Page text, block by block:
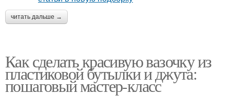
читать дальше →
Как сделать красивую вазочку из
пластиковой бутылки и джута:
пошаговый мастер-класс